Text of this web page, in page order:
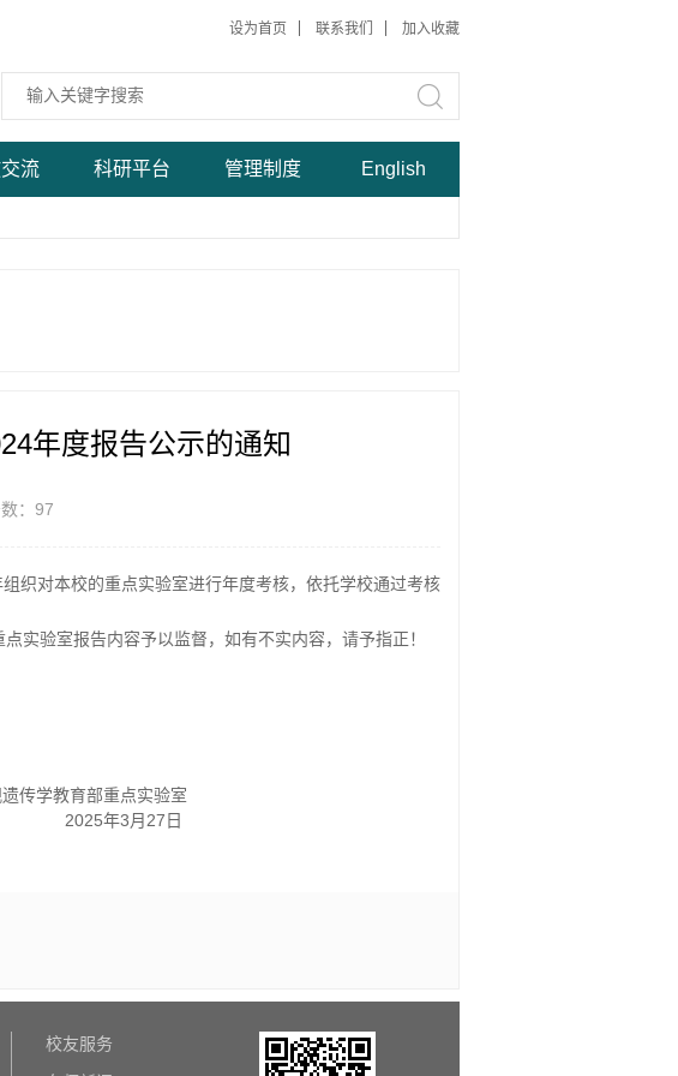
设为首页 联系我们 加入收藏
流 科研平台 管理制度 English
年度报告公示的通知
： 97
织对本校的重点实验室进行年度考核，依托学校通过考核
实验室报告内容予以监督，如有不实内容，请予指正！
传学教育部重点实验室
年3月 27 日
校友服务